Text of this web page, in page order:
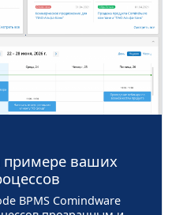
примере ваших
BPMS Comindware